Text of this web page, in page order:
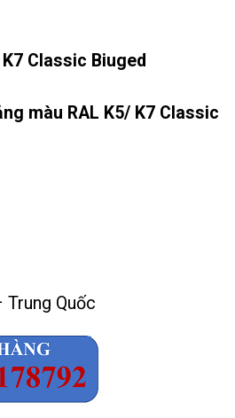
Classic Biuged
màu RAL K5/ K7 Classic
Trung Quốc